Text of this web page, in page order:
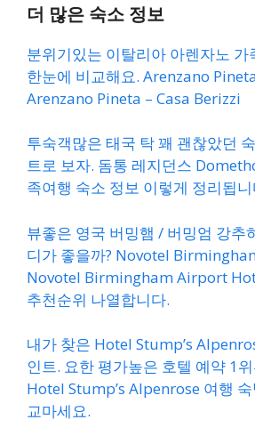
더 많은 숙소 정보
분위기있는 이탈리아 아렌자노 가
한눈에 비교해요. Arenzano
Arenzano Pineta – Casa Berizzi
투숙객많은 태국 탁 꽤 괜찮았던
트로 보자. 돔통 레지던스
족여행 숙소 정보 이렇게 정리됩니
뷰좋은 영국 버밍햄 / 버밍엄 강추
디가 좋을까? Novotel
Novotel Birmingham Airport
추천순위 나열합니다.
내가 찾은 Hotel Stump’s
인트. 요한 평가높은 호텔 예약 1
Hotel Stump’s Alpenrose 여행
교마세요.